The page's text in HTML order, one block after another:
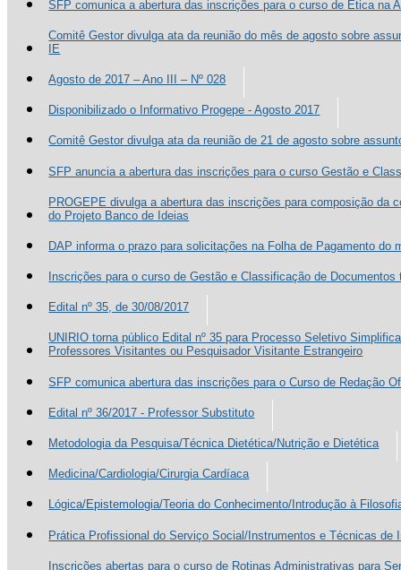
SFP comunica a abertura das inscrições para o curso de Ética na
Comitê Gestor divulga ata da reunião do mês de agosto sobre
IE
Agosto de 2017 – Ano III – Nº 028
Disponibilizado o Informativo Progepe - Agosto 2017
Comitê Gestor divulga ata da reunião de 21 de agosto sobre
SFP anuncia a abertura das inscrições para o curso Gestão e
PROGEPE divulga a abertura das inscrições para composição da
do Projeto Banco de Ideias
DAP informa o prazo para solicitações na Folha de Pagamento do
Inscrições para o curso de Gestão e Classificação de
Edital nº 35, de 30/08/2017
UNIRIO torna público Edital nº 35 para Processo Seletivo
Professores Visitantes ou Pesquisador Visitante Estrangeiro
SFP comunica abertura das inscrições para o Curso de Redação
Edital nº 36/2017 - Professor Substituto
Metodologia da Pesquisa/Técnica Dietética/Nutrição e Dietética
Medicina/Cardiologia/Cirurgia Cardíaca
Lógica/Epistemologia/Teoria do Conhecimento/Introdução à
Prática Profissional do Serviço Social/Instrumentos e Técnicas de
Inscrições abertas para o curso de Rotinas Administrativas para